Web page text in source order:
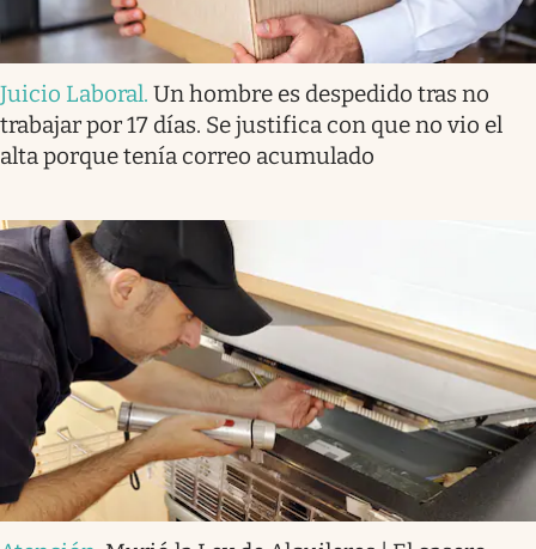
Juicio Laboral. Un hombre es despedido tras no
trabajar por 17 días. Se justifica con que no vio el
alta porque tenía correo acumulado